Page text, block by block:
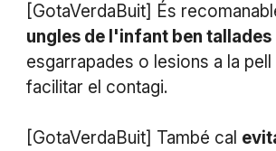
[GotaVerdaBuit] És
ungles de l'infant ben tallades
esgarrapades o lesions a la pell
facilitar el contagi.
[GotaVerdaBuit] També cal